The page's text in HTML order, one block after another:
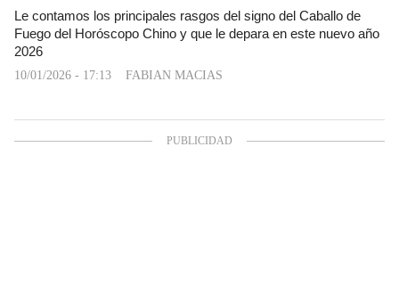
Le contamos los principales rasgos del signo del Caballo de
Fuego del Horóscopo Chino y que le depara en este nuevo año
2026
10/01/2026 - 17:13 FABIAN MACIAS